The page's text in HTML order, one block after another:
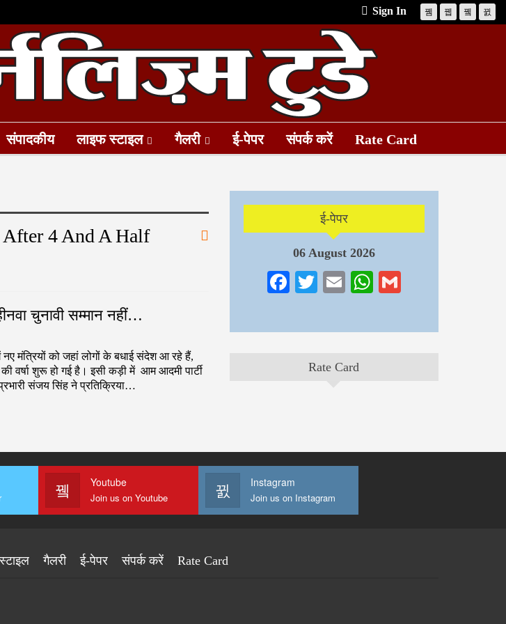
Sign In
संपादकीय लाइफ स्टाइल गैलरी ई-पेपर संपर्क करें Rate Card
After 4 And A Half
चुनावी सम्मान नहीं…
मंत्रियों को जहां लोगों के बधाई संदेश आ रहे हैं,
वर्षा शुरू हो गई है। इसी कड़ी में आम आदमी पार्टी
संजय सिंह ने प्रतिक्रिया…
ई-पेपर
06 August 2026
Facebook
TwitterEmailWhatsApp
Rate Card
Youtube
Join us on Youtube
Instagram
Join us on Instagram
गैलरी ई-पेपर संपर्क करें Rate Card